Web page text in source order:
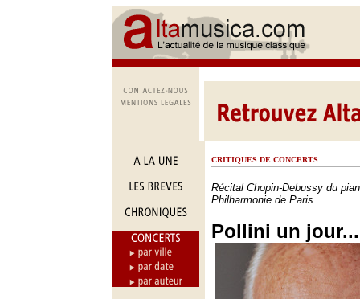
CRITIQUES DE CONCERTS
Récital Chopin-Debussy du
Philharmonie de Paris.
Pollini un jour...